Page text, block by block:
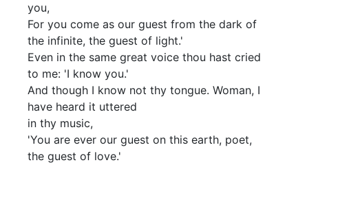
you,
For you come as our guest from the dark of
the infinite, the guest of light.'
Even in the same great voice thou hast cried
to me: 'I know you.'
And though I know not thy tongue. Woman, I
have heard it uttered
in thy music,
'You are ever our guest on this earth, poet,
the guest of love.'